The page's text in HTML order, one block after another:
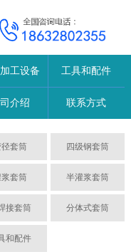
工设备 工具和配件
介绍 联系方式
径套筒 四级钢套筒
浆套筒 半灌浆套筒
接套筒 分体式套筒
和配件